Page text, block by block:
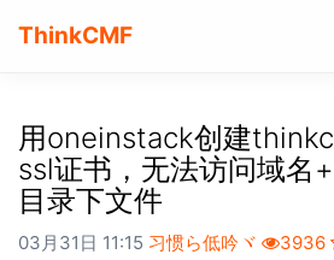
ThinkCMF
用oneinstack创建
ssl证书，无法访问域名
目录下文件
03月31日 11:15 习惯ら低吟ヾ 3936